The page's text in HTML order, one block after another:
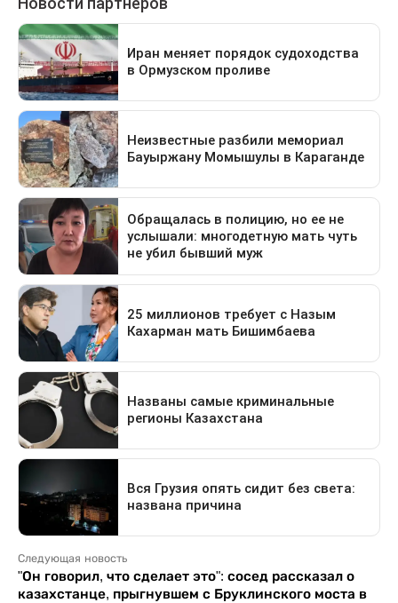
Следующая новость
"Он говорил, что сделает это": сосед рассказал о
казахстанце, прыгнувшем с Бруклинского моста в